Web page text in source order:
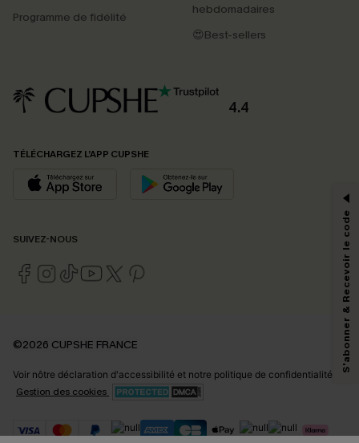
Programme de fidélité
hebdomadaires
😍Best-sellers
4.4
TÉLÉCHARGEZ L’APP CUPSHE
SUIVEZ-NOUS
©2026 CUPSHE FRANCE
Voir nôtre déclaration d'accessibilité et notre politique de confidentialité.
Gestion des cookies
PROFITEZ DE -15%
-15% dès 2 Achetés par E-mail
En soumettant votre adresse e-mail, vous acceptez de recevoir des e-mails
marketing (y compris du contenu généré par l'IA) de Cupshe et
personnaliser nos contenus et nos offres, et de vous recommander des
Politique de
confidentialité. Vous pouvez vous désabonner à tout moment.
S'abonner & Recevoir le code